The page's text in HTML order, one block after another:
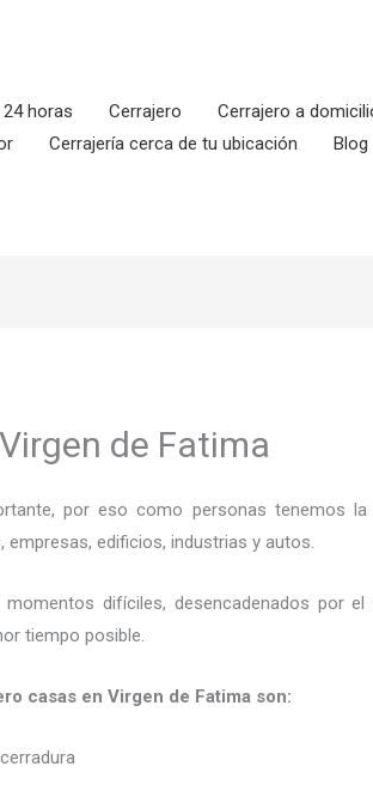
horas Cerrajero Cerrajero a
Cerrajería cerca de tu ubicación Blog
de Fatima
por eso como personas tenemos
edificios, industrias y autos.
difíciles, desencadenados por
tiempo posible.
casas en Virgen de Fatima son: